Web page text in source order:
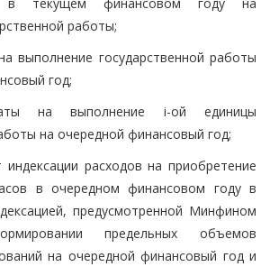
работы;
выполнение государственной работы
год;
на выполнение i-ой единицы
на очередной финансовый год;
расходов на приобретение
в очередном финансовом году в
предусмотренной Минфином
предельных объемов
на очередной финансовый год и